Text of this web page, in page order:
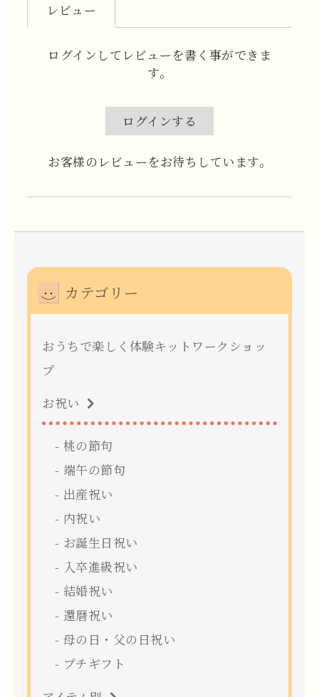
レビュー
ログインしてレビューを書く事ができま
す。
ログインする
お客様のレビューをお待ちしています。
カテゴリー
おうちで楽しく体験キットワークショッ
プ
お祝い
桃の節句
端午の節句
出産祝い
内祝い
お誕生日祝い
入卒進級祝い
結婚祝い
還暦祝い
母の日・父の日祝い
プチギフト